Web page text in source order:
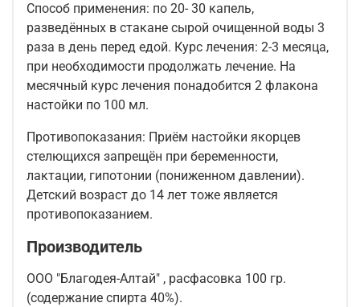
Способ применения: по 20- 30 капель,
разведённых в стакане сырой очищенной воды 3
раза в день перед едой. Курс лечения: 2-3 месяца,
при необходимости продолжать лечение. На
месячный курс лечения понадобится 2 флакона
настойки по 100 мл.
Противопоказания: Приём настойки якорцев
стелющихся запрещён при беременности,
лактации, гипотонии (пониженном давлении).
Детский возраст до 14 лет тоже является
противопоказанием.
Производитель
ООО "Благодея-Алтай" , расфасовка 100 гр.
(содержание спирта 40%).